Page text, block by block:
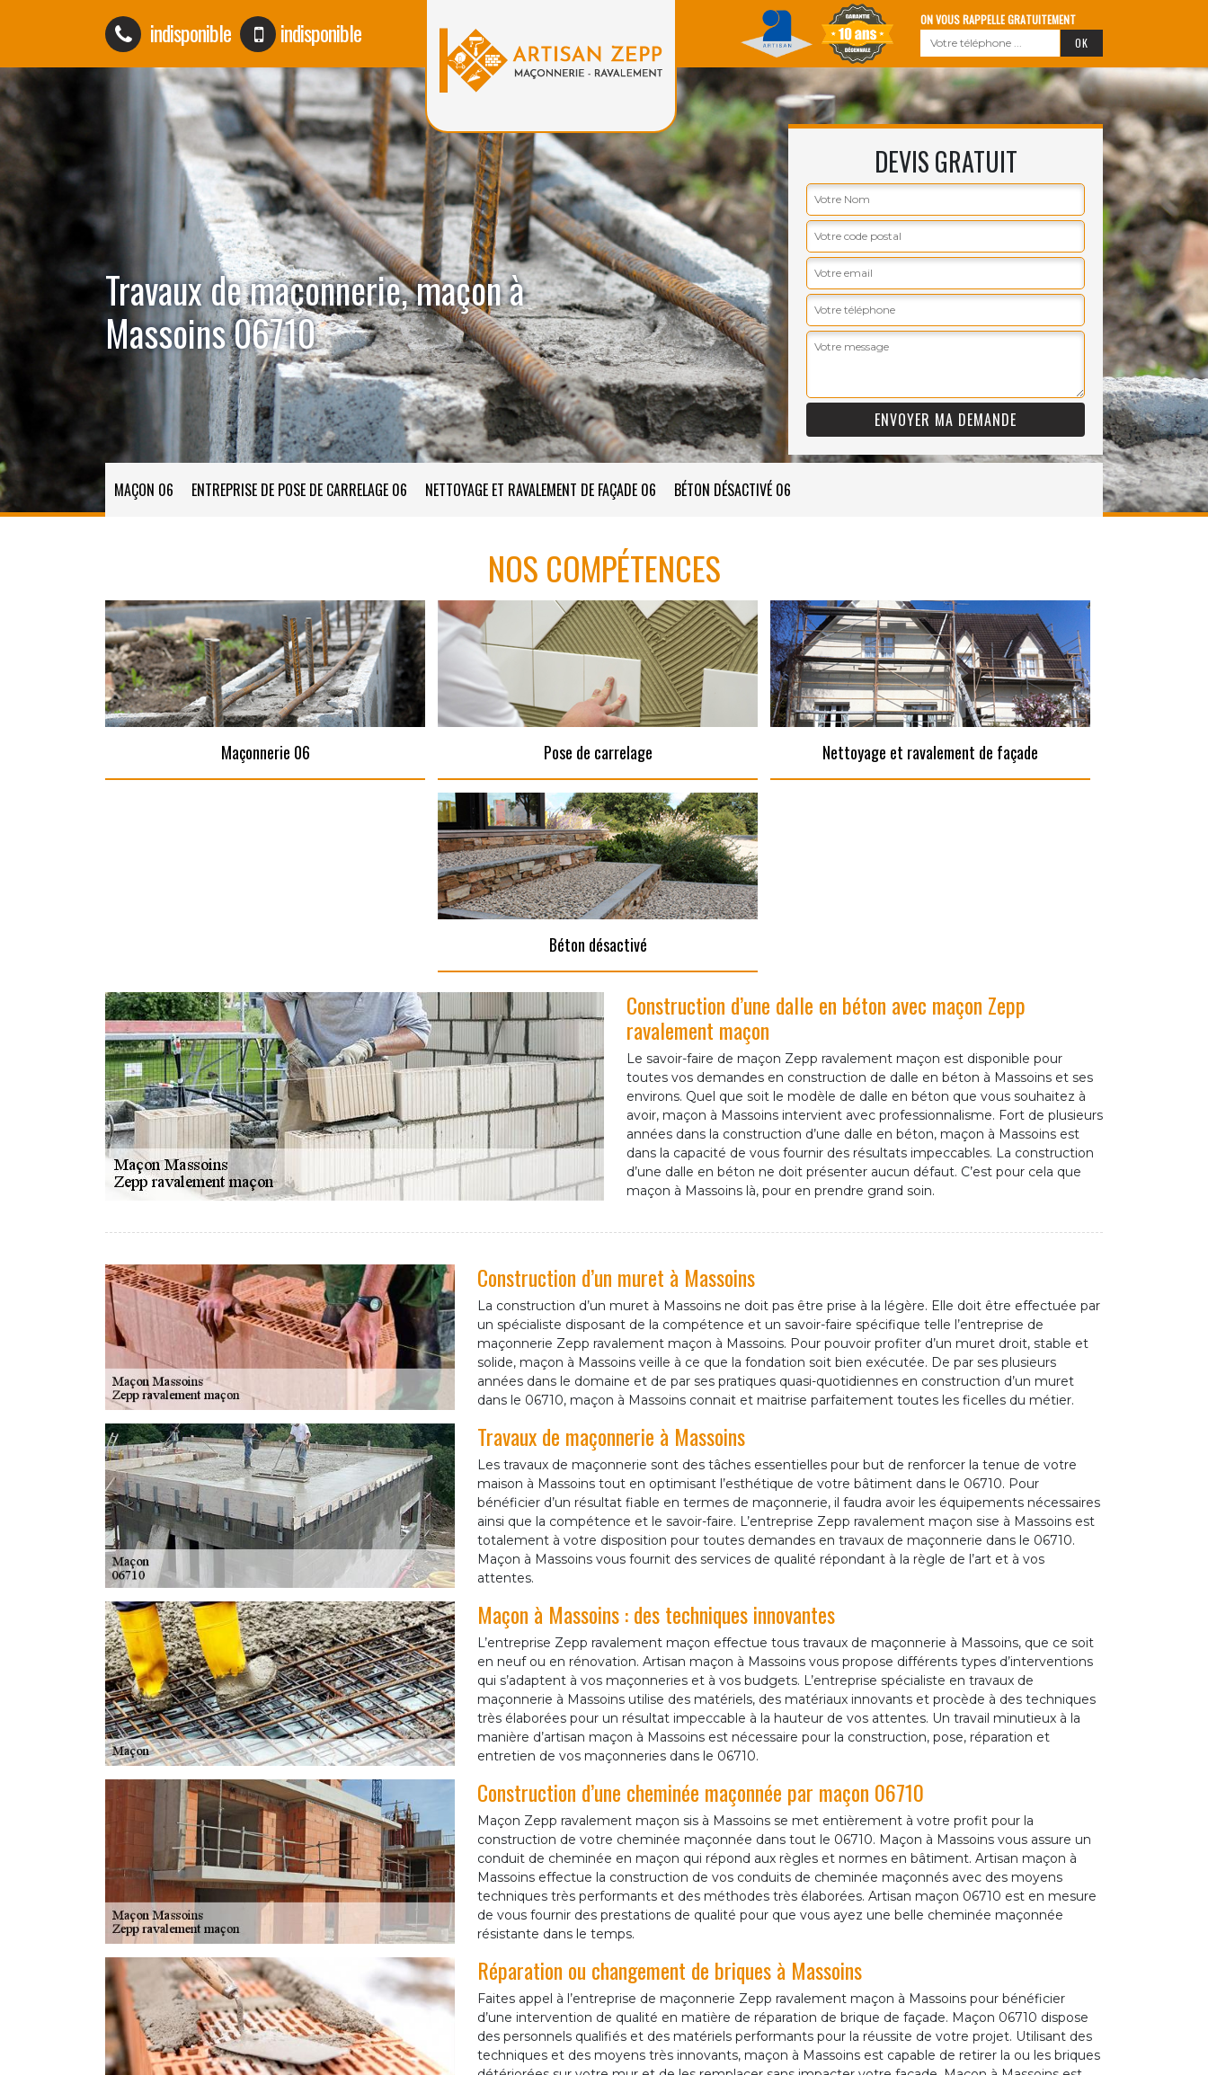
indisponible indisponible ON VOUS RAPPELLE GRATUITEMENT
Travaux de maçonnerie, maçon à
Massoins 06710
DEVIS GRATUIT
MAÇON 06 ENTREPRISE DE POSE DE CARRELAGE 06 NETTOYAGE ET RAVALEMENT DE FAÇADE 06 BÉTON DÉSACTIVÉ 06
NOS COMPÉTENCES
Maçonnerie 06 Pose de carrelage Nettoyage et ravalement de façade
Béton désactivé
Construction d’une dalle en béton avec maçon Zepp
ravalement maçon
Le savoir-faire de maçon Zepp ravalement maçon est disponible pour
toutes vos demandes en construction de dalle en béton à Massoins et ses
environs. Quel que soit le modèle de dalle en béton que vous souhaitez à
avoir, maçon à Massoins intervient avec professionnalisme. Fort de plusieurs
années dans la construction d’une dalle en béton, maçon à Massoins est
dans la capacité de vous fournir des résultats impeccables. La construction
d’une dalle en béton ne doit présenter aucun défaut. C’est pour cela que
maçon à Massoins là, pour en prendre grand soin.
Construction d’un muret à Massoins
La construction d’un muret à Massoins ne doit pas être prise à la légère. Elle doit être effectuée par
un spécialiste disposant de la compétence et un savoir-faire spécifique telle l’entreprise de
maçonnerie Zepp ravalement maçon à Massoins. Pour pouvoir profiter d’un muret droit, stable et
solide, maçon à Massoins veille à ce que la fondation soit bien exécutée. De par ses plusieurs
années dans le domaine et de par ses pratiques quasi-quotidiennes en construction d’un muret
dans le 06710, maçon à Massoins connait et maitrise parfaitement toutes les ficelles du métier.
Travaux de maçonnerie à Massoins
Les travaux de maçonnerie sont des tâches essentielles pour but de renforcer la tenue de votre
maison à Massoins tout en optimisant l’esthétique de votre bâtiment dans le 06710. Pour
bénéficier d’un résultat fiable en termes de maçonnerie, il faudra avoir les équipements nécessaires
ainsi que la compétence et le savoir-faire. L’entreprise Zepp ravalement maçon sise à Massoins est
totalement à votre disposition pour toutes demandes en travaux de maçonnerie dans le 06710.
Maçon à Massoins vous fournit des services de qualité répondant à la règle de l’art et à vos
attentes.
Maçon à Massoins : des techniques innovantes
L’entreprise Zepp ravalement maçon effectue tous travaux de maçonnerie à Massoins, que ce soit
en neuf ou en rénovation. Artisan maçon à Massoins vous propose différents types d’interventions
qui s’adaptent à vos maçonneries et à vos budgets. L’entreprise spécialiste en travaux de
maçonnerie à Massoins utilise des matériels, des matériaux innovants et procède à des techniques
très élaborées pour un résultat impeccable à la hauteur de vos attentes. Un travail minutieux à la
manière d’artisan maçon à Massoins est nécessaire pour la construction, pose, réparation et
entretien de vos maçonneries dans le 06710.
Construction d’une cheminée maçonnée par maçon 06710
Maçon Zepp ravalement maçon sis à Massoins se met entièrement à votre profit pour la
construction de votre cheminée maçonnée dans tout le 06710. Maçon à Massoins vous assure un
conduit de cheminée en maçon qui répond aux règles et normes en bâtiment. Artisan maçon à
Massoins effectue la construction de vos conduits de cheminée maçonnés avec des moyens
techniques très performants et des méthodes très élaborées. Artisan maçon 06710 est en mesure
de vous fournir des prestations de qualité pour que vous ayez une belle cheminée maçonnée
résistante dans le temps.
Réparation ou changement de briques à Massoins
Faites appel à l’entreprise de maçonnerie Zepp ravalement maçon à Massoins pour bénéficier
d’une intervention de qualité en matière de réparation de brique de façade. Maçon 06710 dispose
des personnels qualifiés et des matériels performants pour la réussite de votre projet. Utilisant des
techniques et des moyens très innovants, maçon à Massoins est capable de retirer la ou les briques